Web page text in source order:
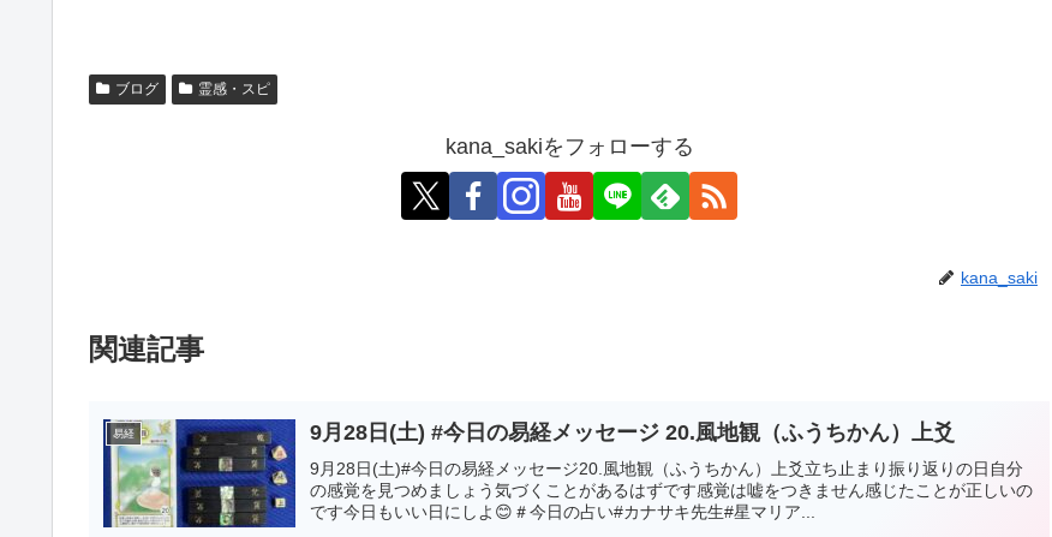
ブログ 霊感・スピ
kana_sakiをフォローする
kana_saki
関連記事
易経 9月28日(土) #今日の易経メッセージ 20.風地観（ふうちかん）上爻
9月28日(土)#今日の易経メッセージ20.風地観（ふうちかん）上爻立ち止まり振り返りの日自分
の感覚を見つめましょう気づくことがあるはずです感覚は嘘をつきません感じたことが正しいの
です今日もいい日にしよ😊＃今日の占い#カナサキ先生#星マリア...